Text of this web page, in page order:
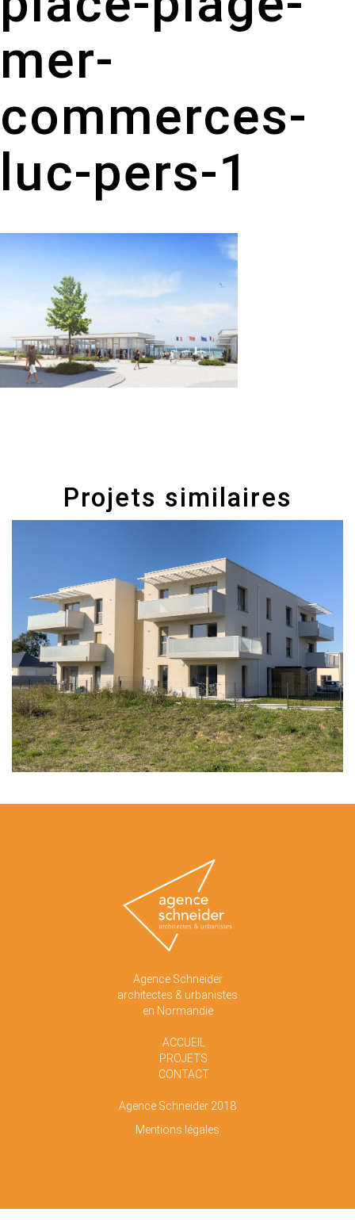
mer-
commerces-
luc-pers-1
Projets similaires
Agence Schneider
architectes & urbanistes
en Normandie
ACCUEIL
PROJETS
CONTACT
Agence Schneider 2018
Mentions légales